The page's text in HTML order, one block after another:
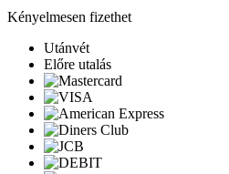
Kényelmesen fizethet
Utánvét
Előre utalás